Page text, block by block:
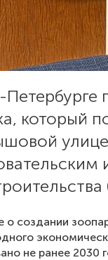
Петербурге
который
о создании
не ранее